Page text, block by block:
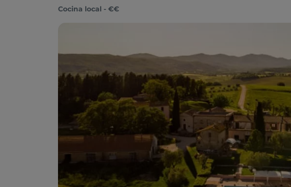
Cocina local - €€